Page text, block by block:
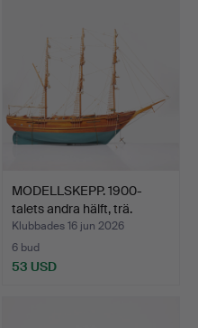
MODELLSKEPP. 1900-
talets andra hälft, trä.
Klubbades 16 jun 2026
6 bud
53 USD